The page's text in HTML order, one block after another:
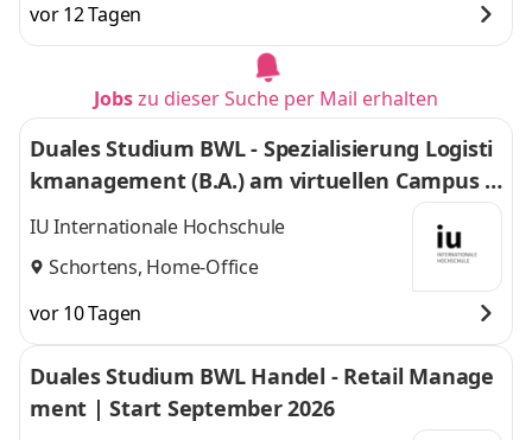
vor 12 Tagen
Jobszu dieser Suche per Mail erhalten
Duales Studium BWL - Spezialisierung Logisti
kmanagement (B.A.) am virtuellen Campus -
Nordfrost GmbH & Co. KG
IU Internationale Hochschule
Schortens, Home-Office
vor 10 Tagen
Duales Studium BWL Handel - Retail Manage
ment | Start September 2026